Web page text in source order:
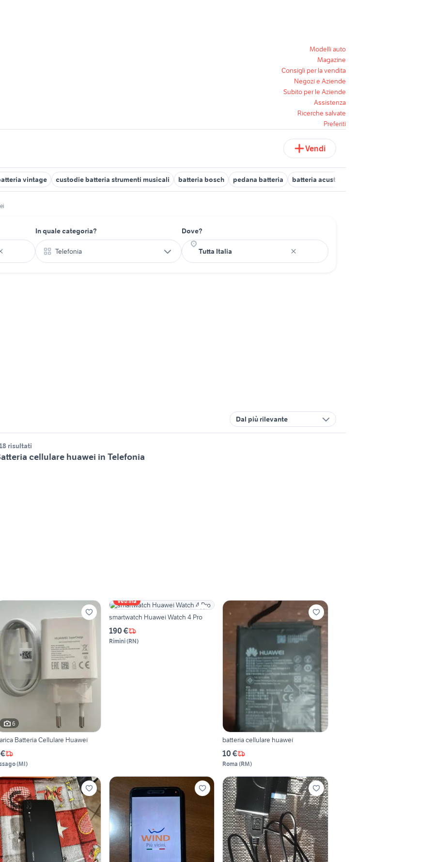
Modelli auto
Magazine
Consigli per la vendita
Negozi e Aziende
Subito per le Aziende
Assistenza
Ricerche salvate
Preferiti
Vendi
vintage custodie batteria strumenti musicali batteria bosch pedana batteria batteria acustica professionale
In quale categoria?
Telefonia
Dove?
Dal più rilevante
risultati
cellulare huawei in Telefonia
6
Batteria Cellulare Huawei
(MI)
Vetrina
smartwatch Huawei Watch 4 Pro
190 €
Rimini(RN)
batteria cellulare huawei
10 €
Roma (RM)